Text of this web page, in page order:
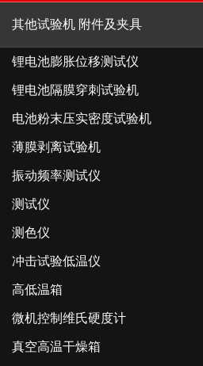
其他试验机 附件及夹具
锂电池膨胀位移测试仪
锂电池隔膜穿刺试验机
电池粉末压实密度试验机
薄膜剥离试验机
振动频率测试仪
测试仪
测色仪
冲击试验低温仪
高低温箱
微机控制维氏硬度计
真空高温干燥箱